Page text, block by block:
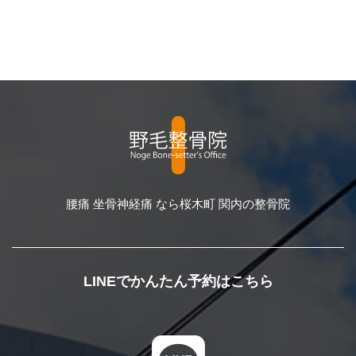
腰痛 坐骨神経痛 なら桜木町 関内の整骨院
LINEでかんたん予約はこちら